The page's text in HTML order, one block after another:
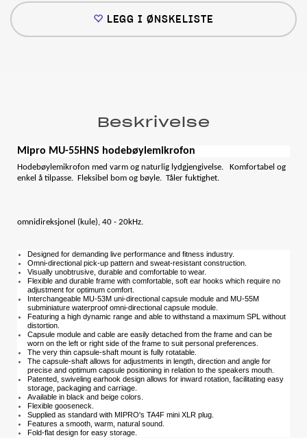
LEGG I ØNSKELISTE
Beskrivelse
Mipro MU-55HNS hodebøylemikrofon
Hodebøylemikrofon med varm og naturlig lydgjengivelse. Komfortabel og
enkel å tilpasse. Fleksibel bom og bøyle. Tåler fuktighet.
omnidireksjonel (kule), 40 - 20kHz.
Designed for demanding live performance and fitness industry.
Omni-directional pick-up pattern and sweat-resistant construction.
Visually unobtrusive, durable and comfortable to wear.
Flexible and durable frame with comfortable, soft ear hooks which require no
adjustment for optimum comfort.
Interchangeable MU-53M uni-directional capsule module and MU-55M
subminiature waterproof omni-directional capsule module.
Featuring a high dynamic range and able to withstand a maximum SPL without
distortion.
Capsule module and cable are easily detached from the frame and can be
worn on the left or right side of the frame to suit personal preferences.
The very thin capsule-shaft mount is fully rotatable.
The capsule-shaft allows for adjustments in length, direction and angle for
precise and optimum capsule positioning in relation to the speakers mouth.
Patented, swiveling earhook design allows for inward rotation, facilitating easy
storage, packaging and carriage.
Available in black and beige colors.
Flexible gooseneck.
Supplied as standard with MIPRO's TA4F mini XLR plug.
Features a smooth, warm, natural sound.
Fold-flat design for easy storage.